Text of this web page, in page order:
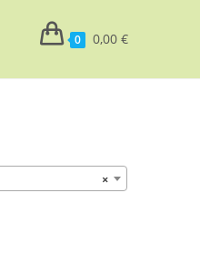
0 0,00 €
×